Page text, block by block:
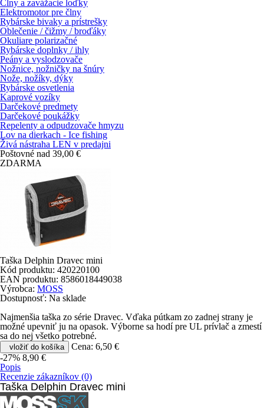
Člny a zavážacie loďky
Elektromotor pre člny
Rybárske bivaky a prístrešky
Oblečenie / čižmy / broďáky
Okuliare polarizačné
Rybárske doplnky / ihly
Peány a vyslodzovače
Nožnice, nožničky na šnúry
Nože, nožíky, dýky
Rybárske osvetlenia
Kaprové vozíky
Darčekové predmety
Darčekové poukážky
Repelenty a odpudzovače hmyzu
Lov na dierkach - Ice fishing
Živá nástraha LEN v predajni
Poštovné nad 39,00 €
ZDARMA
Taška Delphin Dravec mini
Kód produktu: 420220100
EAN produktu: 8586018449038
Výrobca: MOSS
Dostupnosť: Na sklade
Najmenšia taška zo série Dravec. Vďaka pútkam zo zadnej strany je
možné upevniť ju na opasok. Výborne sa hodí pre UL prívlač a zmestí
sa do nej všetko potrebné.
vložiť do košíka Cena: 6,50 €
-27% 8,90 €
Popis
Recenzie zákazníkov (0)
Taška Delphin Dravec mini